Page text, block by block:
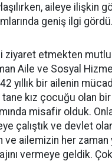
aileye ilişkin
geniş ilgi gördü.
ziyaret etmekten mutlu
Aile ve Sosyal
yıllık bir ailenin
kız çocuğu olan
misafir olduk.
çalıştık ve devlet
ve ailemizin her zaman
vermeye geldik.